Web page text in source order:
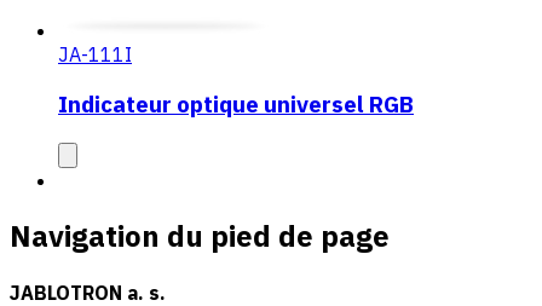
JA-111I
Indicateur optique universel RGB
Navigation du pied de page
JABLOTRON a. s.